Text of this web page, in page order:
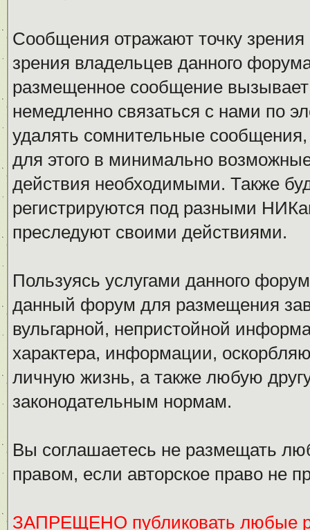
Сообщения отражают точку
зрения владельцев данного
размещенное сообщение
немедленно связаться с нами по
удалять сомнительные
для этого в минимально
действия необходимыми. Также
регистрируются под разными
преследуют своими действиями.
Пользуясь услугами данного
данный форум для размещения
вульгарной, непристойной
характера, информации,
личную жизнь, а также любую
законодательным нормам.
Вы соглашаетесь не размещать
правом, если авторское право не
ЗАПРЕЩЕНО публиковать любые